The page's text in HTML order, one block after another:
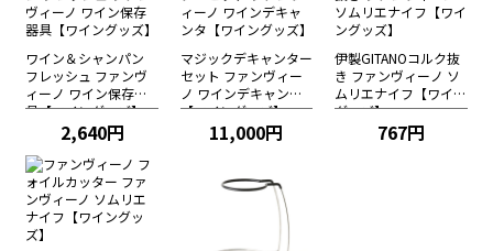
ワイン＆シャンパン
フレッシュ ファンヴ
ィーノ ワイン保存器
具【ワイングッズ】
2,640円
マジックデキャンター
セット ファンヴィー
ノ ワインデキャンタ
【ワイングッズ】
11,000円
伊製GITANOコルク抜
き ファンヴィーノ ソ
ムリエナイフ【ワイン
グッズ】
767円